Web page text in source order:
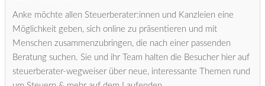
Anke möchte allen Steuerberater:innen und Kanzleien eine
Möglichkeit geben, sich online zu präsentieren und mit
Menschen zusammenzubringen, die nach einer passenden
Beratung suchen. Sie und ihr Team halten die Besucher hier auf
steuerberater-wegweiser über neue, interessante Themen rund